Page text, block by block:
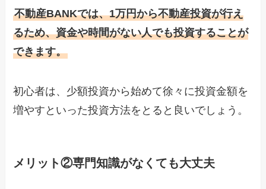
不動産BANKでは、1万円から不動産投資が行え
るため、資金や時間がない人でも投資することが
できます。
初心者は、少額投資から始めて徐々に投資金額を
増やすといった投資方法をとると良いでしょう。
メリット②専門知識がなくても大丈夫